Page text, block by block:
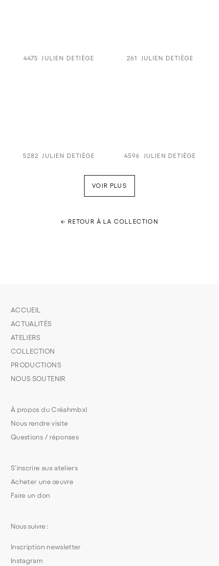
4475 JULIEN DETIÈGE 261 JULIEN DETIÈGE
5282 JULIEN DETIÈGE 4596 JULIEN DETIÈGE
VOIR PLUS
← RETOUR À LA COLLECTION
S’inscrire aux ateliers
Acheter une œuvre
Faire un don
À propos du Créahmbxl
Nous rendre visite
Questions / réponses
ACCUEIL
ACTUALITÉS
ATELIERS
COLLECTION
PRODUCTIONS
NOUS SOUTENIR
Nous suivre :
Inscription newsletter
Instagram